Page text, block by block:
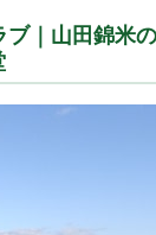
ブ｜山田錦米